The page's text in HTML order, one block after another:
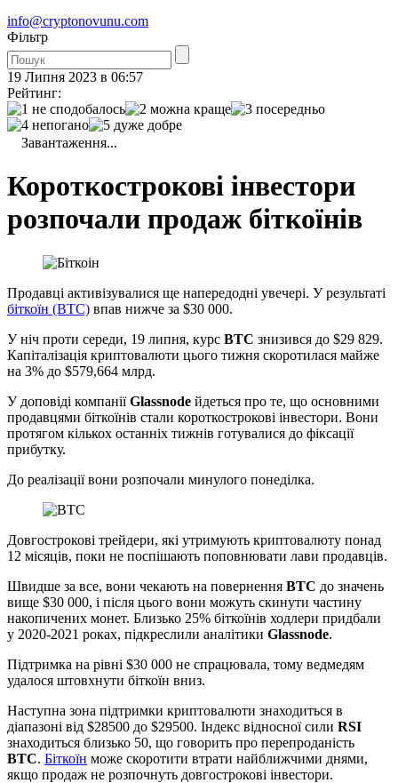
info@cryptonovunu.com
Фiльтр
19 Липня 2023 в 06:57
Рейтинг:
Завантаження...
Короткострокові інвестори
розпочали продаж біткоїнів
Продавці активізувалися ще напередодні увечері. У результаті
біткоїн (BTC) впав нижче за $30 000.
У ніч проти середи, 19 липня, курс BTC знизився до $29 829.
Капіталізація криптовалюти цього тижня скоротилася майже
на 3% до $579,664 млрд.
У доповіді компаніїGlassnode йдеться про те, що основними
продавцями біткоїнів стали короткострокові інвестори. Вони
протягом кількох останніх тижнів готувалися до фіксації
прибутку.
До реалізації вони розпочали минулого понеділка.
Довгострокові трейдери, які утримують криптовалюту понад
12 місяців, поки не поспішають поповнювати лави продавців.
Швидше за все, вони чекають на повернення BTC до значень
вище $30 000, і після цього вони можуть скинути частину
накопичених монет. Близько 25% біткоїнів ходлери придбали
у 2020-2021 роках, підкреслили аналітики Glassnode.
Підтримка на рівні $30 000 не спрацювала, тому ведмедям
удалося штовхнути біткоїн вниз.
Наступна зона підтримки криптовалюти знаходиться в
діапазоні від $28500 до $29500. Індекс відносної сили RSI
знаходиться близько 50, що говорить про перепроданість
BTC. Біткоїн може скоротити втрати найближчими днями,
якщо продаж не розпочнуть довгострокові інвестори.